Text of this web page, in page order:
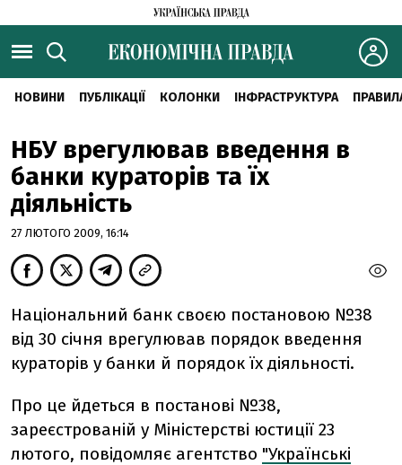
НОВИНИ ПУБЛІКАЦІЇ КОЛОНКИ ІНФРАСТРУКТУРА
НБУ врегулював введення в
банки кураторів та їх
діяльність
27 ЛЮТОГО 2009, 16:14
Національний банк своєю постановою №38
від 30 січня врегулював порядок введення
кураторів у банки й порядок їх діяльності.
Про це йдеться в постанові №38,
зареєстрованій у Міністерстві юстиції 23
лютого, повідомляє агентство "Українські